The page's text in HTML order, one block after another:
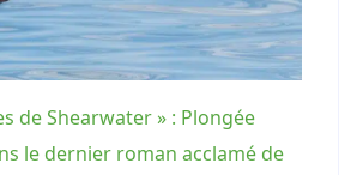
de Shearwater » : Plongée
le dernier roman acclamé de